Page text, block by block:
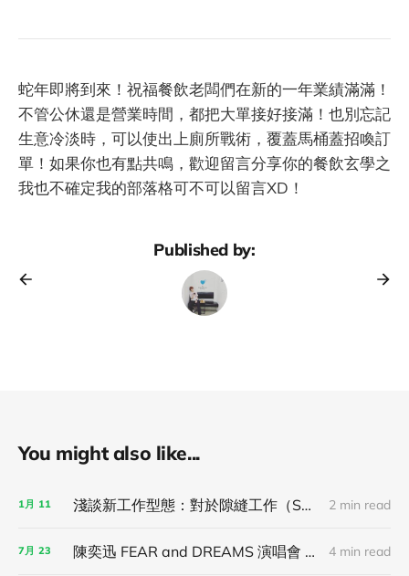
蛇年即將到來！祝福餐飲老闆們在新的一年業績滿滿！
不管公休還是營業時間，都把大單接好接滿！也別忘記
生意冷淡時，可以使出上廁所戰術，覆蓋馬桶蓋招喚訂
單！如果你也有點共鳴，歡迎留言分享你的餐飲玄學之
我也不確定我的部落格可不可以留言XD！
Published by:
You might also like...
1月 11 淺談新工作型態：對於隙縫工作（Spot Work）的未來想像！ 2 min read
7月 23 陳奕迅 FEAR and DREAMS 演唱會 7/21 台北場觀後心得！ 4 min read